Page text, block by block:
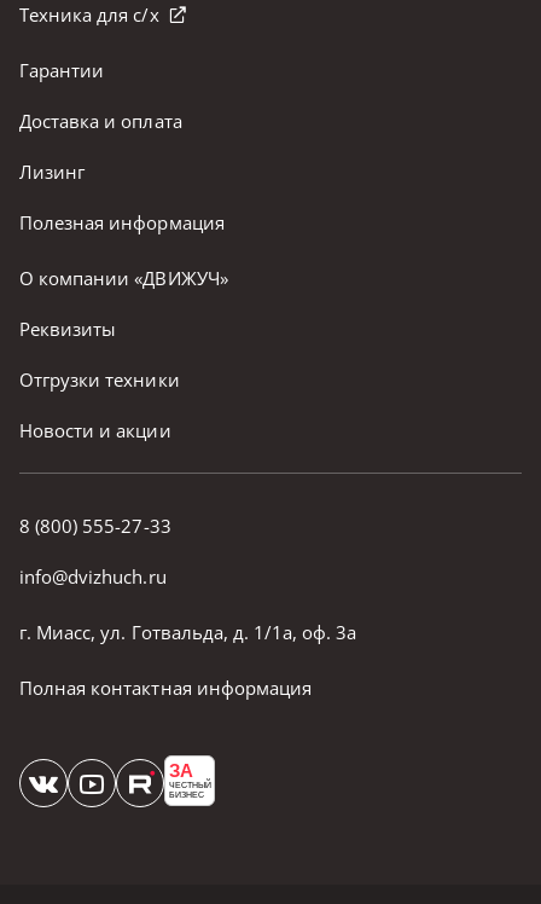
8 (800) 555-27-33
info@dvizhuch.ru
г. Миасс, ул. Готвальда, д. 1/1а, оф. 3а
Полная контактная информация
ЗА
ЧЕСТНЫЙ
БИЗНЕС
Техника для с/х
Гарантии
Доставка и оплата
Лизинг
Полезная информация
О компании «ДВИЖУЧ»
Реквизиты
Отгрузки техники
Новости и акции